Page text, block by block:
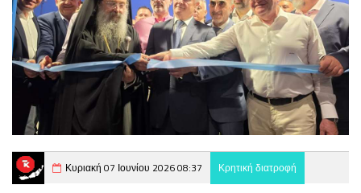
Κυριακή 07 Ιουνίου 2026 08:37 Κρητική διατροφή